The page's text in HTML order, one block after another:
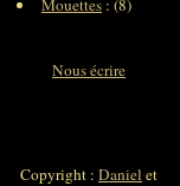
Mouettes : (8)
Nous écrire
Copyright : Daniel et